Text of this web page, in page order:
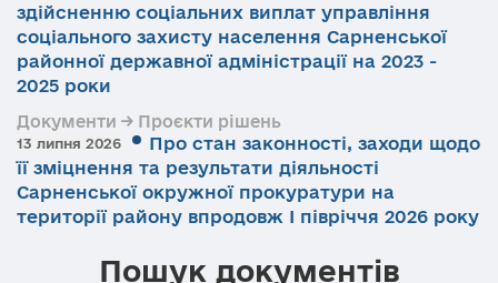
здійсненню соціальних виплат управління
соціального захисту населення Сарненської
районної державної адміністрації на 2023 -
2025 роки
Документи → Проєкти рішень
13 липня 2026
Про стан законності, заходи щодо
її зміцнення та результати діяльності
Сарненської окружної прокуратури на
території району впродовж І півріччя 2026 року
Пошук документів